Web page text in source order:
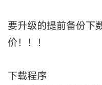
要升级的提前备份下
价！！！
下载程序